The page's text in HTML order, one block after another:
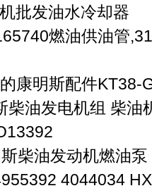
批发油水冷却器
燃油供油管
康明斯配件KT38-
柴油发电机组 柴油
柴油发动机燃油泵
4044034